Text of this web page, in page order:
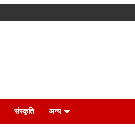
संस्कृति अन्य